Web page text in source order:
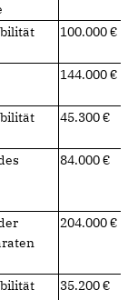
100.000
144.000
45.300
84.000
204.000
35.200